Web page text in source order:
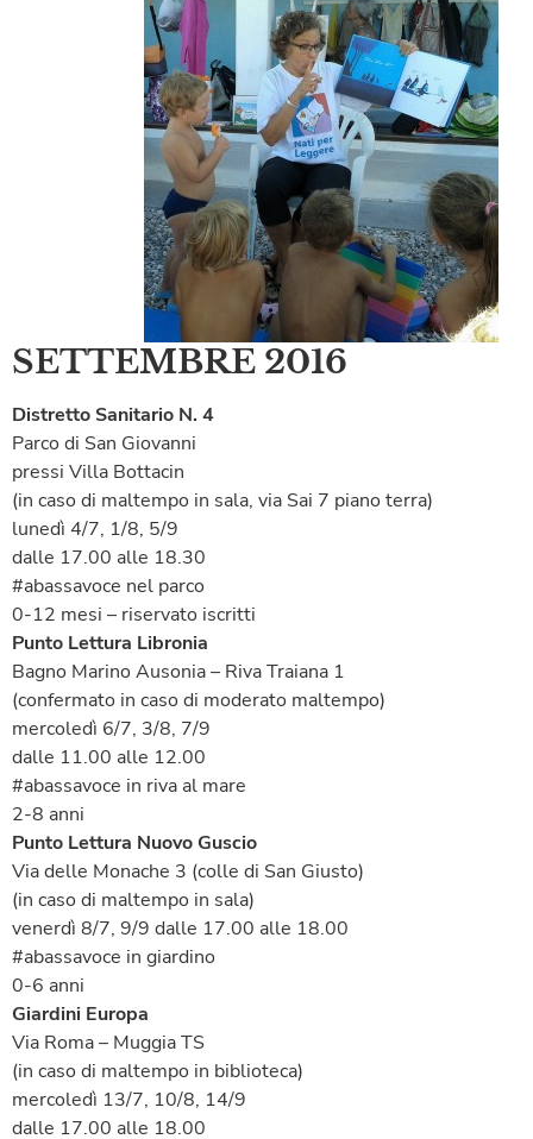
SETTEMBRE 2016
Distretto Sanitario N. 4
Parco di San Giovanni
pressi Villa Bottacin
(in caso di maltempo in sala, via Sai 7 piano terra)
lunedì 4/7, 1/8, 5/9
dalle 17.00 alle 18.30
#abassavoce nel parco
0-12 mesi – riservato iscritti
Punto Lettura Libronia
Bagno Marino Ausonia – Riva Traiana 1
(confermato in caso di moderato maltempo)
mercoledì 6/7, 3/8, 7/9
dalle 11.00 alle 12.00
#abassavoce in riva al mare
2-8 anni
Punto Lettura Nuovo Guscio
Via delle Monache 3 (colle di San Giusto)
(in caso di maltempo in sala)
venerdì 8/7, 9/9 dalle 17.00 alle 18.00
#abassavoce in giardino
0-6 anni
Giardini Europa
Via Roma – Muggia TS
(in caso di maltempo in biblioteca)
mercoledì 13/7, 10/8, 14/9
dalle 17.00 alle 18.00